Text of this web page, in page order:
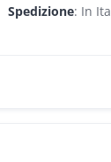
Spedizione: In